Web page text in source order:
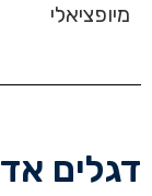
מיופציאלי
דגלים